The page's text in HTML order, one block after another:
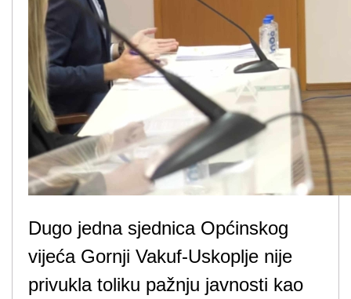
Dugo jedna sjednica Općinskog
vijeća Gornji Vakuf-Uskoplje nije
privukla toliku pažnju javnosti kao